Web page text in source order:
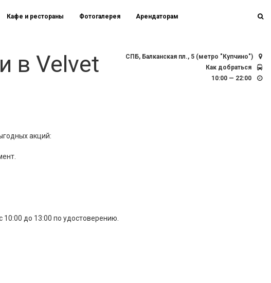
Кафе и рестораны Фотогалерея Арендаторам
СПБ, Балканская пл., 5 (метро "Купчино")
Как добраться
10:00 — 22:00
в Velvet
акций:
до 13:00 по удостоверению.